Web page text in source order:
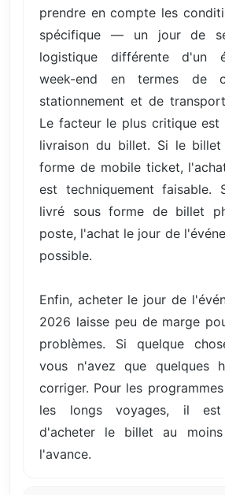
prendre en compte les
spécifique — un jour de
logistique différente d'un
week-end en termes de
stationnement et de
Le facteur le plus critique est
livraison du billet. Si le
forme de mobile ticket,
est techniquement
livré sous forme de billet
poste, l'achat le jour de
possible.
Enfin, acheter le jour de
2026 laisse peu de marge
problèmes. Si quelque
vous n'avez que quelques
corriger. Pour les
les longs voyages, il est
d'acheter le billet au
l'avance.